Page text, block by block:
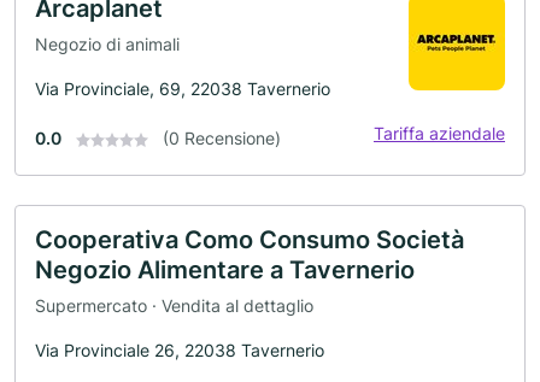
Arcaplanet
Negozio di animali
Via Provinciale, 69, 22038 Tavernerio
0.0 (0 Recensione) Tariffa aziendale
Cooperativa Como Consumo Società
Negozio Alimentare a Tavernerio
Supermercato · Vendita al dettaglio
Via Provinciale 26, 22038 Tavernerio